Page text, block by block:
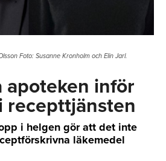
Foto: Susanne Kronholm och Elin Jarl.
apoteken inför
recepttjänsten
i helgen gör att det inte
läkemedel